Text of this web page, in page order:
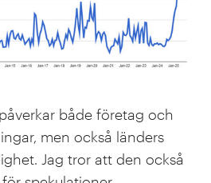
både företag och
men också länders
Jag tror att den också